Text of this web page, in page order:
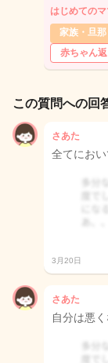
はじめての
家族・旦那
赤ちゃん返
この質問への回
さあた
全てにお
3月20日
さあた
自分は悪